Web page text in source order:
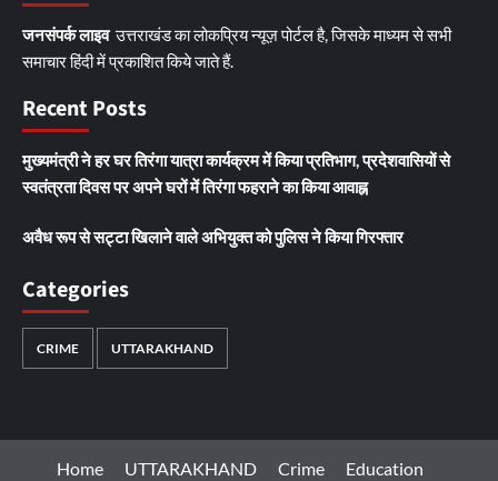
जनसंपर्क लाइवउत्तराखंड का लोकप्रिय न्यूज़ पोर्टल है, जिसके माध्यम से सभी
समाचार हिंदी में प्रकाशित किये जाते हैं.
Recent Posts
मुख्यमंत्री ने हर घर तिरंगा यात्रा कार्यक्रम में किया प्रतिभाग, प्रदेशवासियों से
स्वतंत्रता दिवस पर अपने घरों में तिरंगा फहराने का किया आवाह्न
अवैध रूप से सट्टा खिलाने वाले अभियुक्त को पुलिस ने किया गिरफ्तार
Categories
CRIME UTTARAKHAND
Home UTTARAKHAND Crime
Education